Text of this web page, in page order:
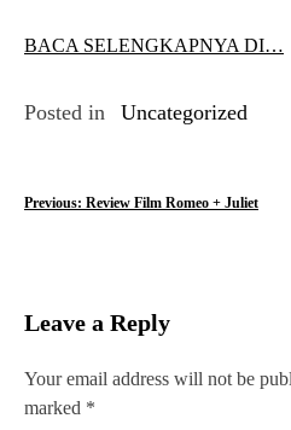
BACA SELENGKAPNYA DI…
Posted in Uncategorized
P
t
n
Previous: Review Film Romeo + Juliet
Leave a Reply
Your email address will not be
marked *